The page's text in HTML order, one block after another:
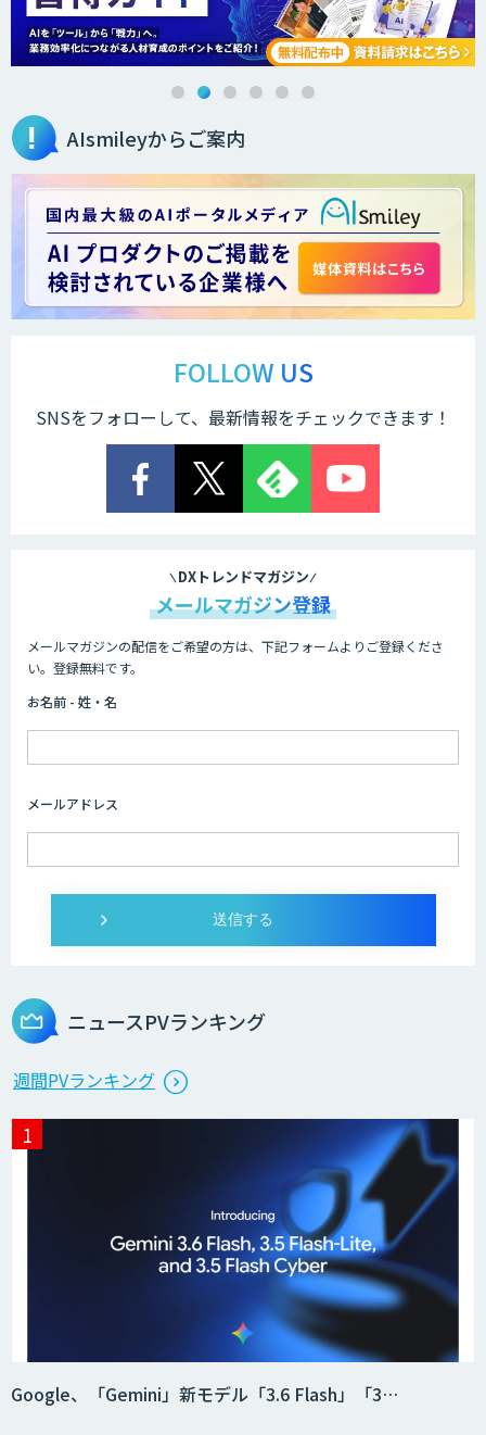
AIsmileyからご案内
FOLLOW US
SNSをフォローして、最新情報をチェックできます！
DXトレンドマガジン
メールマガジン登録
メールマガジンの配信をご希望の方は、下記フォームよりご登録くださ
い。登録無料です。
お名前 - 姓・名
メールアドレス
ニュースPVランキング
週間PVランキング
Google、「Gemini」新モデル「3.6 Flash」「3…